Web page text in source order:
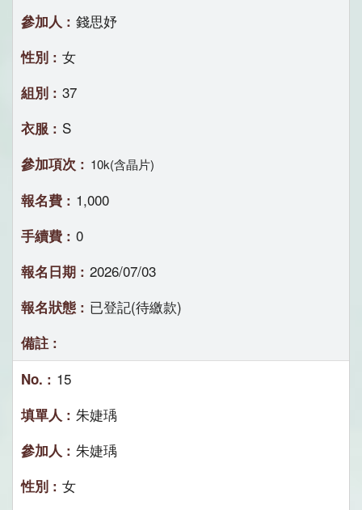
錢思妤
女
37
S
10k(含晶片)
1,000
0
2026/07/03
已登記(待繳款)
15
朱婕瑀
朱婕瑀
女